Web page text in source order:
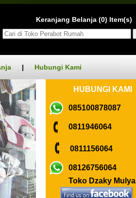
Keranjang Belanja (0) Item(s)
| Hubungi Kami
HUBUNGI KAMI
085100878087
0811946064
0811156064
08126756064
Toko Dzaky Mulya